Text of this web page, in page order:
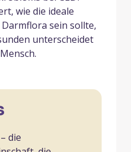
wie die ideale
sein sollte,
unterscheidet
die